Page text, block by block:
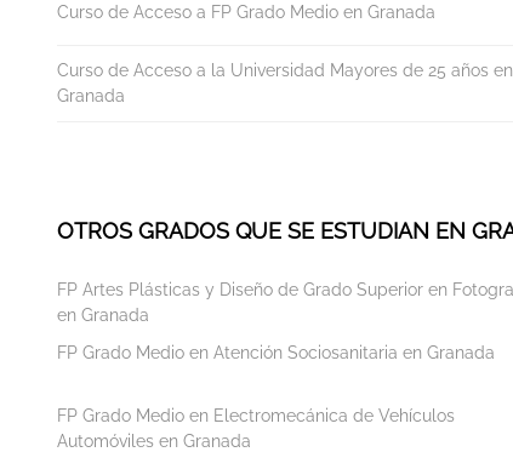
Curso de Acceso a FP Grado Medio en Granada
Curso de Acceso a la Universidad Mayores de 25 años en
Granada
OTROS GRADOS QUE SE ESTUDIAN EN
FP Artes Plásticas y Diseño de Grado Superior en
en Granada
FP Grado Medio en Atención Sociosanitaria en Granada
FP Grado Medio en Electromecánica de Vehículos
Automóviles en Granada